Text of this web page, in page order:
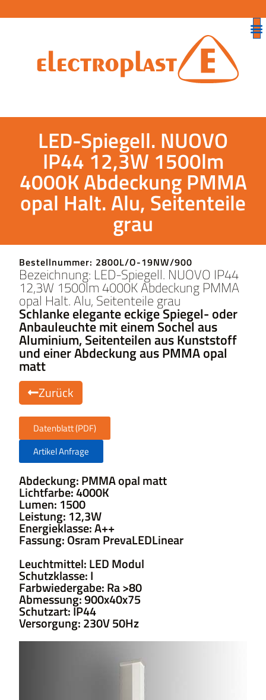
LED-Spiegell. NUOVO
IP44 12,3W 1500lm
4000K Abdeckung PMMA
opal Halt. Alu, Seitenteile
grau
Bestellnummer: 2800L/O-19NW/900
Bezeichnung: LED-Spiegell. NUOVO IP44
12,3W 1500lm 4000K Abdeckung PMMA
opal Halt. Alu, Seitenteile grau
Schlanke elegante eckige Spiegel- oder
Anbauleuchte mit einem Sochel aus
Aluminium, Seitenteilen aus Kunststoff
und einer Abdeckung aus PMMA opal
matt
Zurück
Datenblatt (PDF)
Artikel Anfrage
Abdeckung: PMMA opal matt
Lichtfarbe: 4000K
Lumen: 1500
Leistung: 12,3W
Energieklasse: A++
Fassung: Osram PrevaLEDLinear
Leuchtmittel: LED Modul
Schutzklasse: I
Farbwiedergabe: Ra >80
Abmessung: 900x40x75
Schutzart: IP44
Versorgung: 230V 50Hz